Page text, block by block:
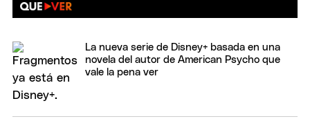
La nueva serie de Disney+ basada en una
novela del autor de American Psycho que
vale la pena ver